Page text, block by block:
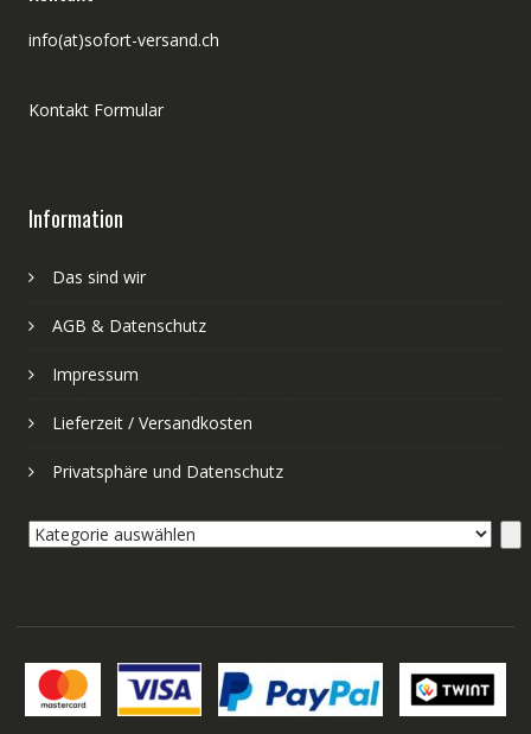
info(at)sofort-versand.ch
Kontakt Formular
Information
Das sind wir
AGB & Datenschutz
Impressum
Lieferzeit / Versandkosten
Privatsphäre und Datenschutz
Kategorie